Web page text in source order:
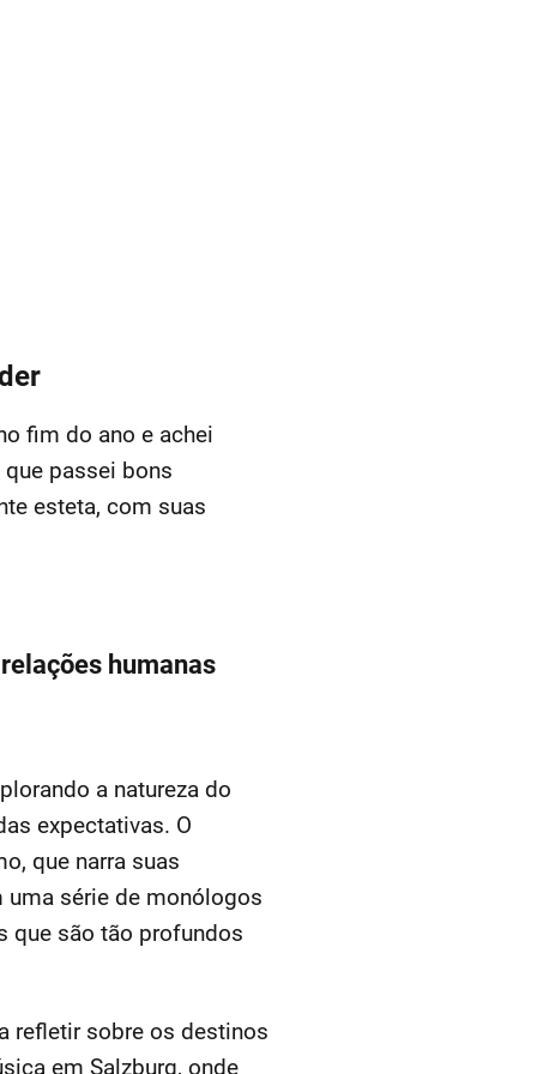
fim do ano e achei
passei bons
esteta, com suas
humanas
a natureza do
expectativas. O
que narra suas
uma série de monólogos
que são tão profundos
refletir sobre os destinos
em Salzburg, onde